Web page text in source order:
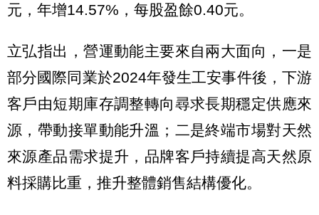
元，年增14.57%，每股盈餘0.40元。
立弘指出，營運動能主要來自兩大面向，一是
部分國際同業於2024年發生工安事件後，下游
客戶由短期庫存調整轉向尋求長期穩定供應來
源，帶動接單動能升溫；二是終端市場對天然
來源產品需求提升，品牌客戶持續提高天然原
料採購比重，推升整體銷售結構優化。